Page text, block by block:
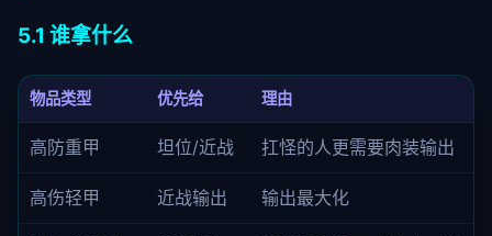
5.1 谁拿什么
物品类型 优先给 理由
高防重甲 坦位/近战 扛怪的人更需要肉装输出
高伤轻甲 近战输出 输出最大化